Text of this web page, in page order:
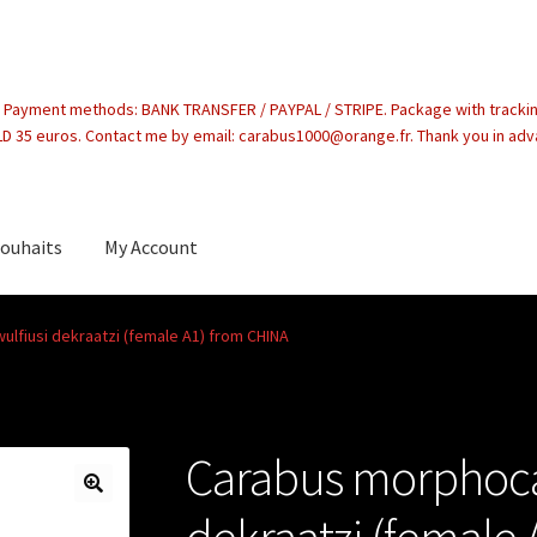
methods: BANK TRANSFER / PAYPAL / STRIPE. Package with
35 euros. Contact me by email: carabus1000@orange.fr. Thank you in
My Account
dekraatzi (female A1) from CHINA
Carabus